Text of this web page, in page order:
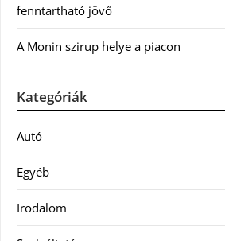
fenntartható jövő
A Monin szirup helye a piacon
Kategóriák
Autó
Egyéb
Irodalom